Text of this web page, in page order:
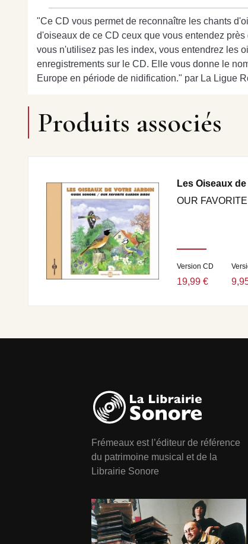
"Ce CD vous permet de reconnaître les chants
d'oiseaux de ce CD ceux que vous entendez
vous n'utilisez pas les index, vous entendrez les
enregistrements sur le CD. Elle vous donne le
Europe en période de nidification." par La Ligue
Produits associés
Les Oiseaux
OUR
Version CD
19,99 €
Frémeaux est l’éditeur de référence
du patrimoine musical et de la
Librairie Sonore